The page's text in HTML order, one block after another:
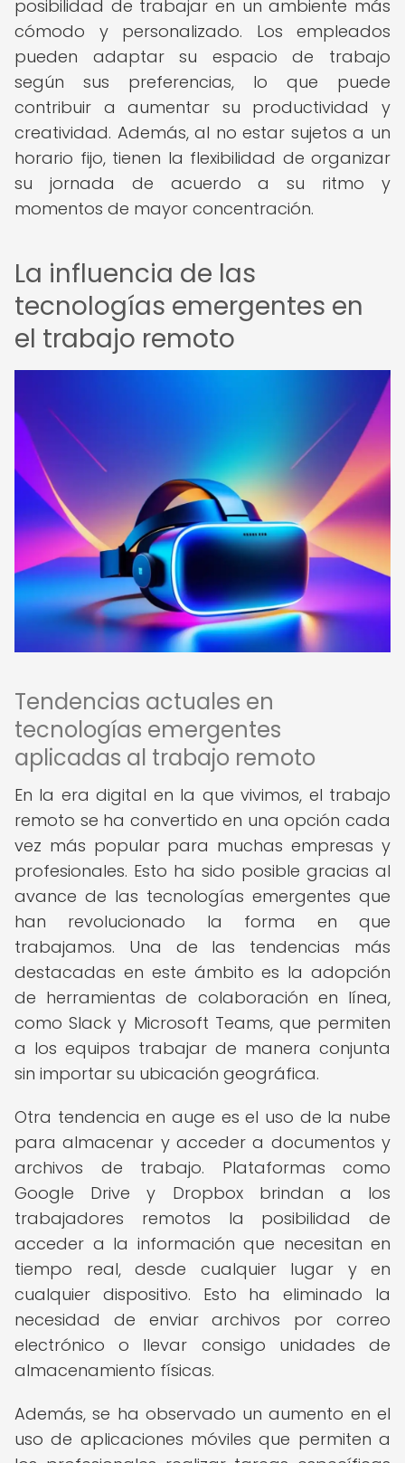
posibilidad de trabajar en un ambiente más
cómodo y personalizado. Los empleados
pueden adaptar su espacio de trabajo
según sus preferencias, lo que puede
contribuir a aumentar su productividad y
creatividad. Además, al no estar sujetos a un
horario fijo, tienen la flexibilidad de organizar
su jornada de acuerdo a su ritmo y
momentos de mayor concentración.
La influencia de las
tecnologías emergentes en
el trabajo remoto
Tendencias actuales en
tecnologías emergentes
aplicadas al trabajo remoto
En la era digital en la que vivimos, el trabajo
remoto se ha convertido en una opción cada
vez más popular para muchas empresas y
profesionales. Esto ha sido posible gracias al
avance de las tecnologías emergentes que
han revolucionado la forma en que
trabajamos. Una de las tendencias más
destacadas en este ámbito es la adopción
de herramientas de colaboración en línea,
como Slack y Microsoft Teams, que permiten
a los equipos trabajar de manera conjunta
sin importar su ubicación geográfica.
Otra tendencia en auge es el uso de la nube
para almacenar y acceder a documentos y
archivos de trabajo. Plataformas como
Google Drive y Dropbox brindan a los
trabajadores remotos la posibilidad de
acceder a la información que necesitan en
tiempo real, desde cualquier lugar y en
cualquier dispositivo. Esto ha eliminado la
necesidad de enviar archivos por correo
electrónico o llevar consigo unidades de
almacenamiento físicas.
Además, se ha observado un aumento en el
uso de aplicaciones móviles que permiten a